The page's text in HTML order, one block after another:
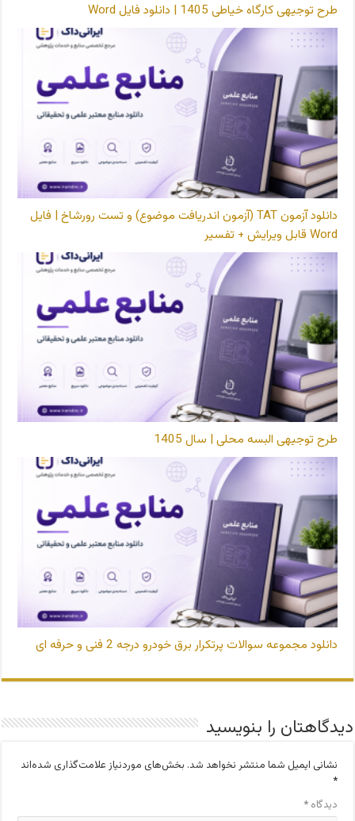
طرح توجیهی کارگاه خیاطی 1405 | دانلود فایل Word
دانلود آزمون TAT (آزمون اندریافت موضوع) و تست رورشاخ | فایل
Word قابل ویرایش + تفسیر
طرح توجیهی البسه محلی | سال 1405
دانلود مجموعه سوالات پرتکرار برق خودرو درجه 2 فنی و حرفه ای
دیدگاهتان را بنویسید
نشانی ایمیل شما منتشر نخواهد شد. بخش‌های موردنیاز علامت‌گذاری شده‌اند
*
دیدگاه*